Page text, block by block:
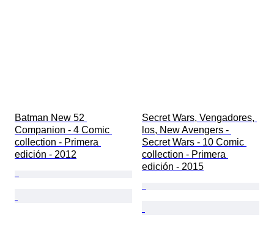
Batman New 52
Companion - 4 Comic
collection - Primera
edición - 2012
Secret Wars, Vengadores,
los, New Avengers -
Secret Wars - 10 Comic
collection - Primera
edición - 2015